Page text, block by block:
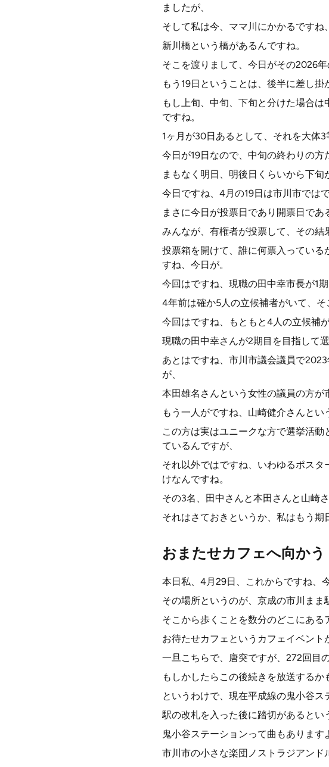
ましたが、
そして私は今、ママ川にかかるですね
新川橋という橋があるんですね。
そこを渡りまして、今日がその2026
もう19日ということは、後半に差し掛
もし上旬、中旬、下旬と分けた場合
ですね。
1ヶ月が30日あるとして、それを大体
今日が19日なので、中旬の終わりの方
まもなく明日、明後日くらいから下旬
今日ですね、4月の19日は市川市では
まさに今日が投票日であり開票日であ
みんなが、有権者が投票して、その結
投票箱を開けて、誰に何票入ってい
すね、今日が。
今回はですね、現職の田中幸市長が1
4年前は確か5人の立候補者がいて、そ
今回はですね、もともと4人の立候補
現職の田中幸さんが2期目を目指して
あとはですね、市川市議会議員で
が、
本田雄名さんという女性の議員の方が
もう一人がですね、山崎健介さんとい
この方は実はユニークな方で選挙活
ているんですが、
それ以外ではですね、いわゆるポス
けなんですね。
その3名、田中さんと本田さんと山崎
それはさておきというか、私はもう期
おまたせカフェへ向かう
本日私、4月29日、これからですね、
その場所というのが、京成の市川まま
そこから歩くことを数分のどこにある
お待たせカフェというカフェイベント
一旦こちらで、唐突ですが、272回目
もしかしたらこの後続きを放送するか
というわけで、現在平成線の鬼小谷ス
駅の改札を入った後に踏切があるとい
鬼小谷ステーションって曲もあります
市川市の小さな楽団ノストラジアンド